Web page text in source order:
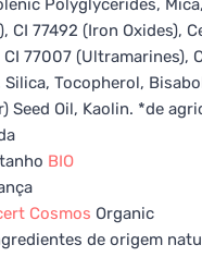
CI 77492 (Iron Oxides),
77007 (Ultramarines),
Tocopherol,
Seed Oil, Kaolin. *de
BIO
Cosmos Organic
de origem